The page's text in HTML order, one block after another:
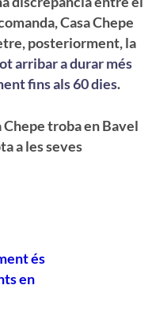
Casa Chepe
posteriorment, la
arribar a durar més
fins als 60 dies.
Chepe troba en Bavel
a les seves
és
en